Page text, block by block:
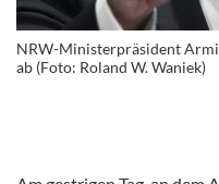
NRW-Ministerpräsident
ab (Foto: Roland W. Waniek)